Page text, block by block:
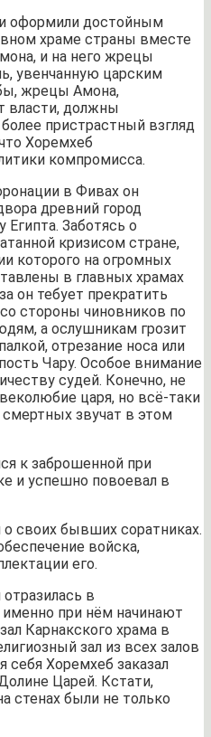
оформили достойным
храме страны вместе
и на него жрецы
увенчанную царским
жрецы Амона,
власти, должны
пристрастный взгляд
Хоремхеб
компромисса.
в Фивах он
древний город
Заботясь о
кризисом стране,
которого на огромных
в главных храмах
он тебует прекратить
стороны чиновников по
а ослушникам грозит
отрезание носа или
Чару. Особое внимание
судей. Конечно, не
царя, но всё-таки
звучат в этом
к заброшенной при
и успешно повоевал в
своих бывших соратниках.
войска,
его.
в
при нём начинают
Карнакского храма в
зал из всех залов
себя Хоремхеб заказал
Царей. Кстати,
стенах были не только